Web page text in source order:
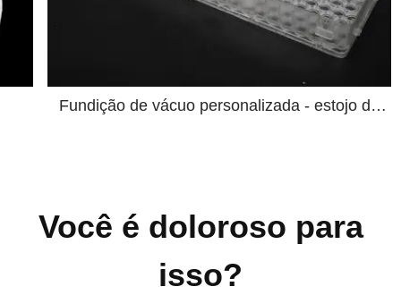
Fundição de vácuo personalizada - estojo de
Você é doloroso para
isso?